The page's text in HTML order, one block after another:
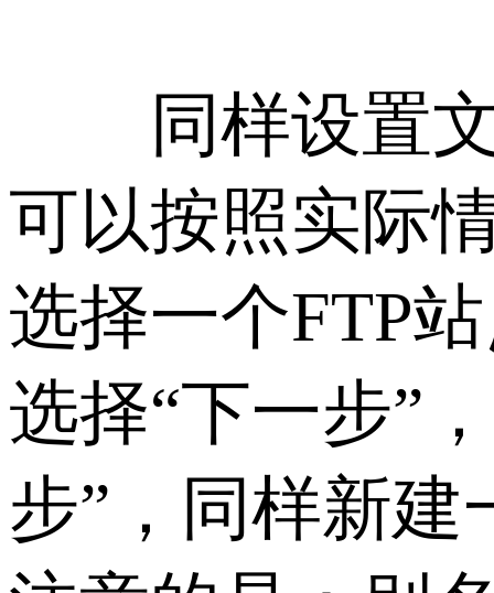
同样设置文
可以按照实际
选择一个FTP
选择“下一步”
步”，同样新建